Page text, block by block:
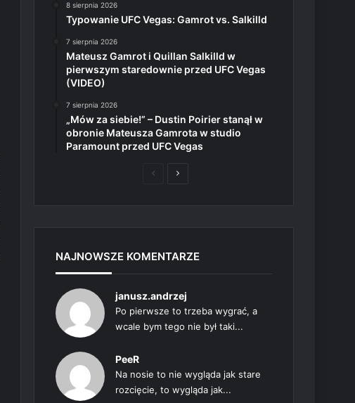
8 sierpnia 2026
Typowanie UFC Vegas: Gamrot vs. Salkilld
7 sierpnia 2026
Mateusz Gamrot i Quillan Salkilld w
pierwszym staredownie przed UFC Vegas
(VIDEO)
7 sierpnia 2026
„Mów za siebie!” – Dustin Poirier stanął w
obronie Mateusza Gamrota w studio
Paramount przed UFC Vegas
PoprzedniaNastępna
NAJNOWSZE KOMENTARZE
janusz.andrzej
Po pierwsze to trzeba wygrać, a
wcale bym tego nie był taki...
PeeR
Na nosie to nie wygląda jak stare
rozcięcie, to wygląda jak...